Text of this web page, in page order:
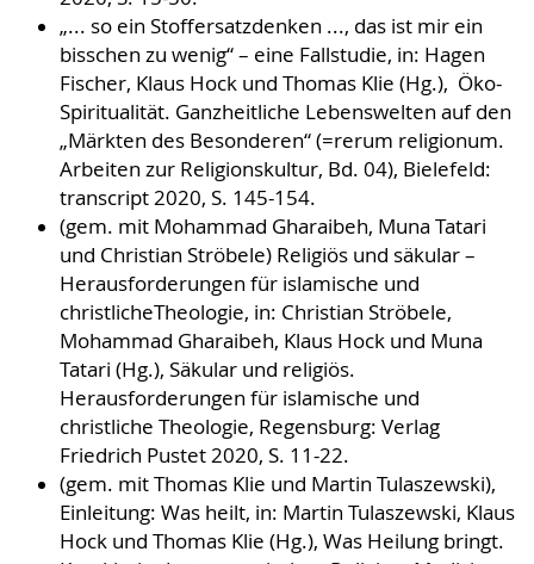
„... so ein Stoffersatzdenken ..., das ist mir ein
bisschen zu wenig“ – eine Fallstudie, in: Hagen
Fischer, Klaus Hock und Thomas Klie (Hg.), Öko-
Spiritualität. Ganzheitliche Lebenswelten auf den
„Märkten des Besonderen“ (=rerum religionum.
Arbeiten zur Religionskultur, Bd. 04), Bielefeld:
transcript 2020, S. 145-154.
(gem. mit Mohammad Gharaibeh, Muna Tatari
und Christian Ströbele) Religiös und säkular –
Herausforderungen für islamische und
christlicheTheologie, in: Christian Ströbele,
Mohammad Gharaibeh, Klaus Hock und Muna
Tatari (Hg.), Säkular und religiös.
Herausforderungen für islamische und
christliche Theologie, Regensburg: Verlag
Friedrich Pustet 2020, S. 11-22.
(gem. mit Thomas Klie und Martin Tulaszewski),
Einleitung: Was heilt, in: Martin Tulaszewski, Klaus
Hock und Thomas Klie (Hg.), Was Heilung bringt.